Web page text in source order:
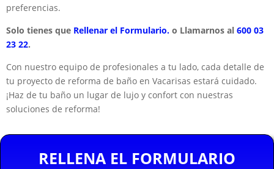
preferencias.
Solo tienes que Rellenar el Formulario. o Llamarnos al 600 03
23 22.
Con nuestro equipo de profesionales a tu lado, cada detalle de
tu proyecto de reforma de baño en Vacarisas estará cuidado.
¡Haz de tu baño un lugar de lujo y confort con nuestras
soluciones de reforma!
RELLENA EL FORMULARIO